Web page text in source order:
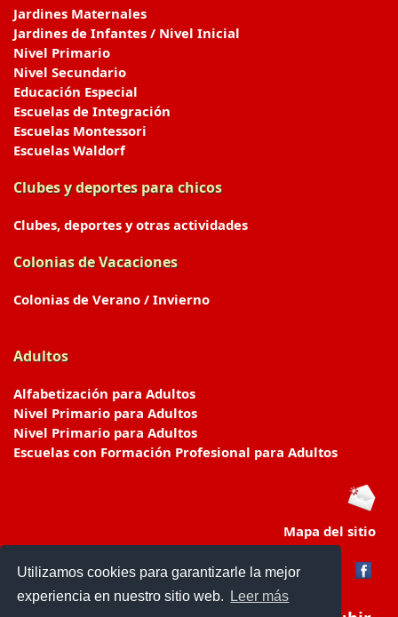
Utilizamos cookies para garantizarle la mejor
experiencia en nuestro sitio web.
Leer más
Jardines Maternales
Jardines de Infantes / Nivel Inicial
Nivel Primario
Nivel Secundario
Educación Especial
Escuelas de Integración
Escuelas Montessori
Escuelas Waldorf
Clubes y deportes para chicos
Clubes, deportes y otras actividades
Colonias de Vacaciones
Colonias de Verano / Invierno
Adultos
Alfabetización para Adultos
Nivel Primario para Adultos
Nivel Primario para Adultos
Escuelas con Formación Profesional para Adultos
Mapa del sitio